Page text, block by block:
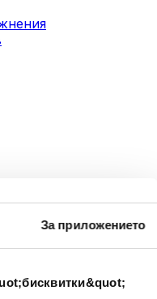
За приложението